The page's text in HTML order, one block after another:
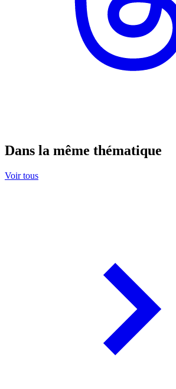
Dans la même thématique
Voir tous